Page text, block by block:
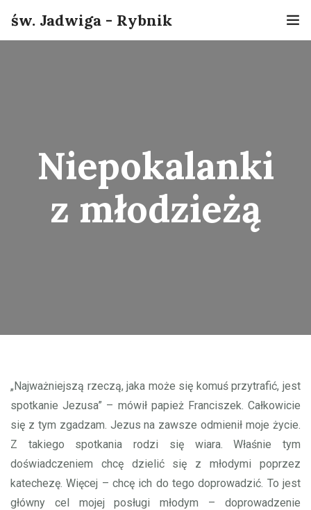
św. Jadwiga - Rybnik
Sakramenty
Niepokalanki
z młodzieżą
„Najważniejszą rzeczą, jaka może się komuś przytrafić, jest
spotkanie Jezusa” – mówił papież Franciszek. Całkowicie
się z tym zgadzam. Jezus na zawsze odmienił moje życie.
Z takiego spotkania rodzi się wiara. Właśnie tym
doświadczeniem chcę dzielić się z młodymi poprzez
katechezę. Więcej – chcę ich do tego doprowadzić. To jest
główny cel mojej posługi młodym – doprowadzenie